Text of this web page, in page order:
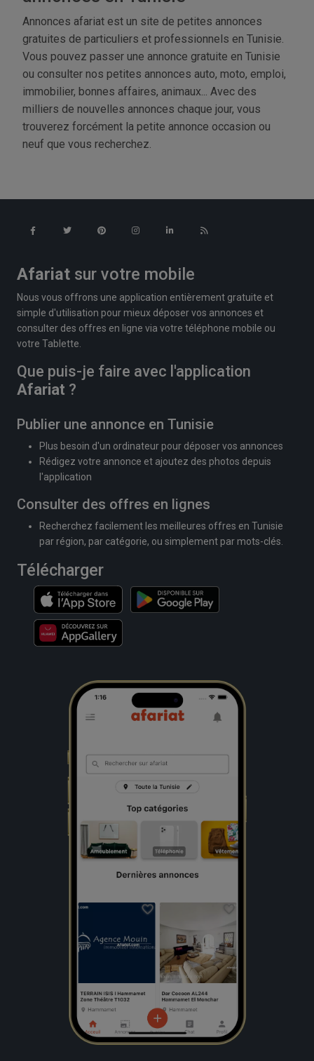
Annonces afariat est un site de petites annonces
gratuites de particuliers et professionnels en Tunisie.
Vous pouvez passer une annonce gratuite en Tunisie
ou consulter nos petites annonces auto, moto, emploi,
immobilier, bonnes affaires, animaux... Avec des
milliers de nouvelles annonces chaque jour, vous
trouverez forcément la petite annonce occasion ou
neuf que vous recherchez.
Afariat sur votre mobile
Nous vous offrons une application entièrement gratuite et
simple d'utilisation pour mieux déposer vos annonces et
consulter des offres en ligne via votre téléphone mobile ou
votre Tablette.
Que puis-je faire avec l'application
Afariat ?
Publier une annonce en Tunisie
Plus besoin d'un ordinateur pour déposer vos annonces
Rédigez votre annonce et ajoutez des photos depuis
l'application
Consulter des offres en lignes
Recherchez facilement les meilleures offres en Tunisie
par région, par catégorie, ou simplement par mots-clés.
Télécharger